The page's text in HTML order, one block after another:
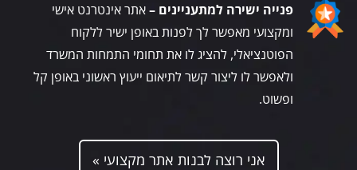
פנייה ישירה למתעניינים –אתר אינטרנט אישי
ומקצועי מאפשר לך לפנות באופן ישיר ללקוח
הפוטנציאלי, להציג לו את תחומי התמחות המשרד
ולאפשר לו ליצור קשר לתיאום ייעוץ ראשוני באופן קל
ופשוט.
אני רוצה לבנות אתר מקצועי »